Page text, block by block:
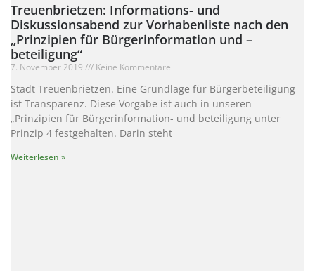
Treuenbrietzen: Informations- und
Diskussionsabend zur Vorhabenliste nach den
„Prinzipien für Bürgerinformation und –
beteiligung“
7. November 2019 Keine Kommentare
Stadt Treuenbrietzen. Eine Grundlage für Bürgerbeteiligung
ist Transparenz. Diese Vorgabe ist auch in unseren
„Prinzipien für Bürgerinformation- und beteiligung unter
Prinzip 4 festgehalten. Darin steht
Weiterlesen »